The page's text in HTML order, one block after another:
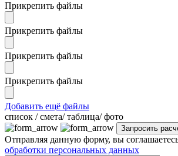
Прикрепить файлы
Прикрепить файлы
Прикрепить файлы
Прикрепить файлы
Добавить ещё файлы
cписок / смета/ таблица/ фото
Отправляя данную форму, вы
обработки персональных данных